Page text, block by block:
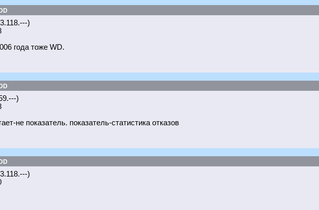
)
года тоже WD.
)
не показатель. показатель-статистика отказов
)